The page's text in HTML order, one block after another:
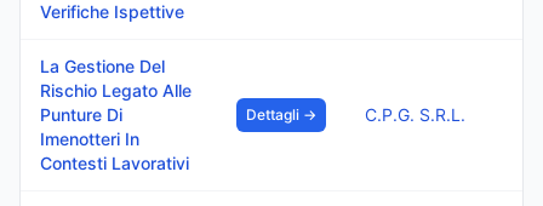
Verifiche Ispettive
La Gestione Del
Rischio Legato Alle
Punture Di
Imenotteri In
Contesti Lavorativi
Dettagli → C.P.G. S.R.L.